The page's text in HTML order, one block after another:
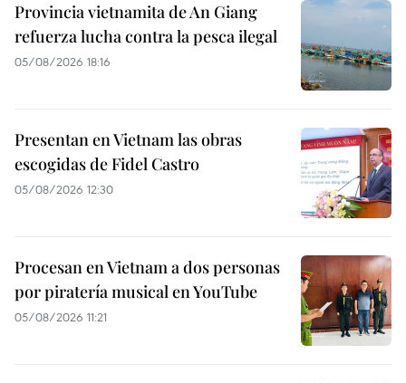
Provincia vietnamita de An Giang
refuerza lucha contra la pesca ilegal
05/08/2026 18:16
Presentan en Vietnam las obras
escogidas de Fidel Castro
05/08/2026 12:30
Procesan en Vietnam a dos personas
por piratería musical en YouTube
05/08/2026 11:21